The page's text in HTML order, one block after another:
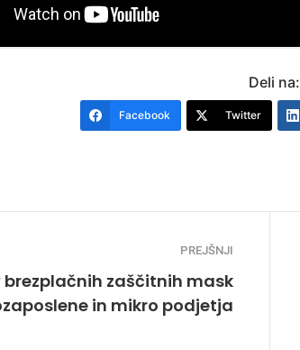
Deli na:
Facebook Twitter
PREJŠNJI
zaščitnih mask
in mikro podjetja